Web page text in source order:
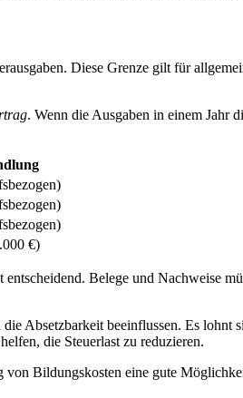
Diese Grenze gilt für
. Wenn die Ausgaben in einem Jahr
€)
Belege und Nachweise
Absetzbarkeit beeinflussen. Es
die Steuerlast zu reduzieren.
von Bildungskosten eine gute